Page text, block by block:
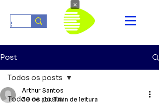
Post
Todos os posts
Todos os posts
Arthur Santos
30 de abr. 1 min de leitura
×